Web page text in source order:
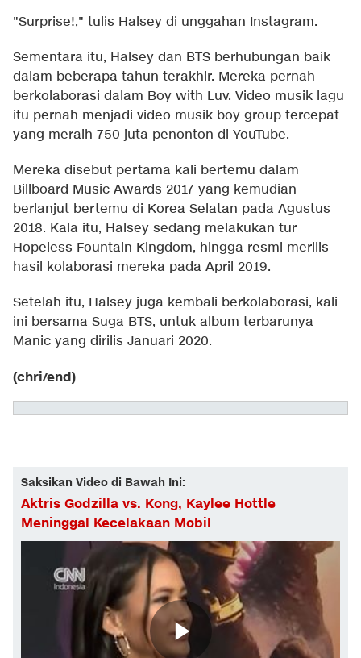
"Surprise!," tulis Halsey di unggahan Instagram.
Sementara itu, Halsey dan BTS berhubungan baik
dalam beberapa tahun terakhir. Mereka pernah
berkolaborasi dalam Boy with Luv. Video musik lagu
itu pernah menjadi video musik boy group tercepat
yang meraih 750 juta penonton di YouTube.
Mereka disebut pertama kali bertemu dalam
Billboard Music Awards 2017 yang kemudian
berlanjut bertemu di Korea Selatan pada Agustus
2018. Kala itu, Halsey sedang melakukan tur
Hopeless Fountain Kingdom, hingga resmi merilis
hasil kolaborasi mereka pada April 2019.
Setelah itu, Halsey juga kembali berkolaborasi, kali
ini bersama Suga BTS, untuk album terbarunya
Manic yang dirilis Januari 2020.
(chri/end)
Saksikan Video di Bawah Ini:
Aktris Godzilla vs. Kong, Kaylee Hottle
Meninggal Kecelakaan Mobil